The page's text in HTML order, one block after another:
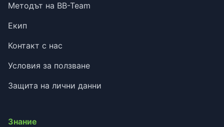
Методът на BB-Team
Екип
Контакт с нас
Условия за ползване
Защита на лични данни
Знание